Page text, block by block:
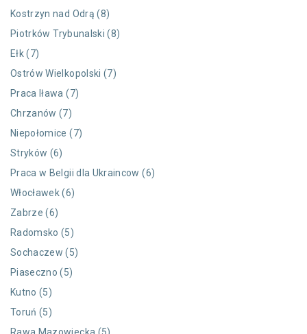
Kostrzyn nad Odrą (8)
Piotrków Trybunalski (8)
Ełk (7)
Ostrów Wielkopolski (7)
Praca Iława (7)
Chrzanów (7)
Niepołomice (7)
Stryków (6)
Praca w Belgii dla Ukraincow (6)
Włocławek (6)
Zabrze (6)
Radomsko (5)
Sochaczew (5)
Piaseczno (5)
Kutno (5)
Toruń (5)